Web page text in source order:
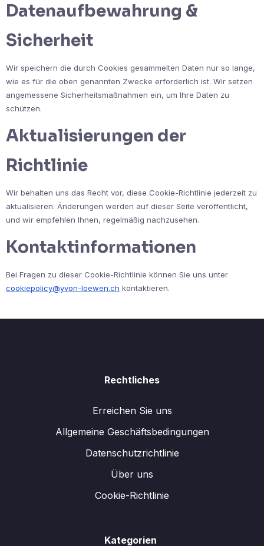
Datenaufbewahrung &
Sicherheit
Wir speichern die durch Cookies gesammelten Daten nur so lange,
wie es für die oben genannten Zwecke erforderlich ist. Wir setzen
angemessene Sicherheitsmaßnahmen ein, um Ihre Daten zu
schützen.
Aktualisierungen der
Richtlinie
Wir behalten uns das Recht vor, diese Cookie-Richtlinie jederzeit zu
aktualisieren. Änderungen werden auf dieser Seite veröffentlicht,
und wir empfehlen Ihnen, regelmäßig nachzusehen.
Kontaktinformationen
Bei Fragen zu dieser Cookie-Richtlinie können Sie uns unter
cookiepolicy@yvon-loewen.ch kontaktieren.
Rechtliches
Erreichen Sie uns
Allgemeine Geschäftsbedingungen
Datenschutzrichtlinie
Über uns
Cookie-Richtlinie
Kategorien